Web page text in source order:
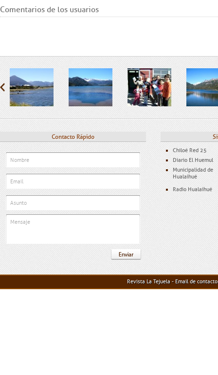
Comentarios de los usuarios
Contacto Rápido
Chiloé Red 25
Diario El Huemul
Municipalidad de
Hualaihué
Radio Hualaihué
Revista La Tejuela - Email de